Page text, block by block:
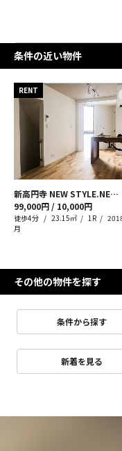
条件の近い物件
RENT
新高円寺 NEW STYLE.NEW LIFE.
99,000円 / 10,000円
徒歩4分 23.15㎡ 1R
月
その他の物件を探す
条件から探す
新着を見る